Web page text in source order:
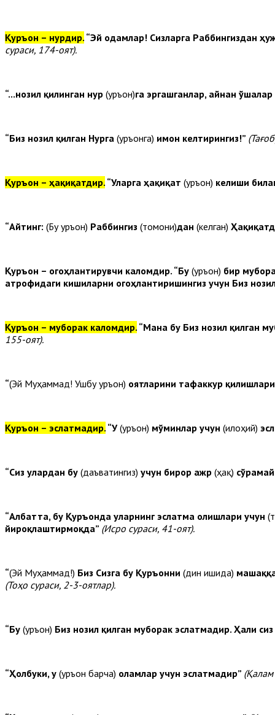
Қуръон – нурдир. “Эй одамлар! Сизларга Раббингиздан
сураси, 174-оят).
“...нозил қилинган нур (Қуръон)га эргашганлар, айнан ўшалар
“Биз нозил қилган Нурга (Қуръонга) имон келтирингиз!”
Қуръон – ҳақиқатдир. “Уларга ҳақиқат (Қуръон) келиши
“Айтинг: (Бу Қуръон) Раббингиз (томони)дан (келган)
Қуръон – огоҳлантирувчи каломдир. “Бу (Қуръон) бир
атрофидаги кишиларни огоҳлантиришингиз учун Биз
Қуръон – муборак каломдир. “Мана бу Биз нозил қилган
155-оят).
“(Эй Муҳаммад! Ушбу Қуръон) оятларини тафаккур
Қуръон – эслатмадир. “У(Қуръон) мўминлар учун (илоҳий)
“Сиз улардан бу (даъватингиз) учун бирор ажр (ҳақ)
“Албатта, бу Қуръонда уларнинг эслатма олишлари учун
йироқлаштирмоқда” (Исро сураси, 41-оят).
“(Эй Муҳаммад!) Биз Сизга бу Қуръонни (дин ишида)
(Тоҳо сураси, 2-3-оятлар).
“Бу (Қуръон) Биз нозил қилган муборак эслатмадир. Ҳали
“Ҳолбуки, у (Қуръон барча) оламлар учун эслатмадир” (Қалам